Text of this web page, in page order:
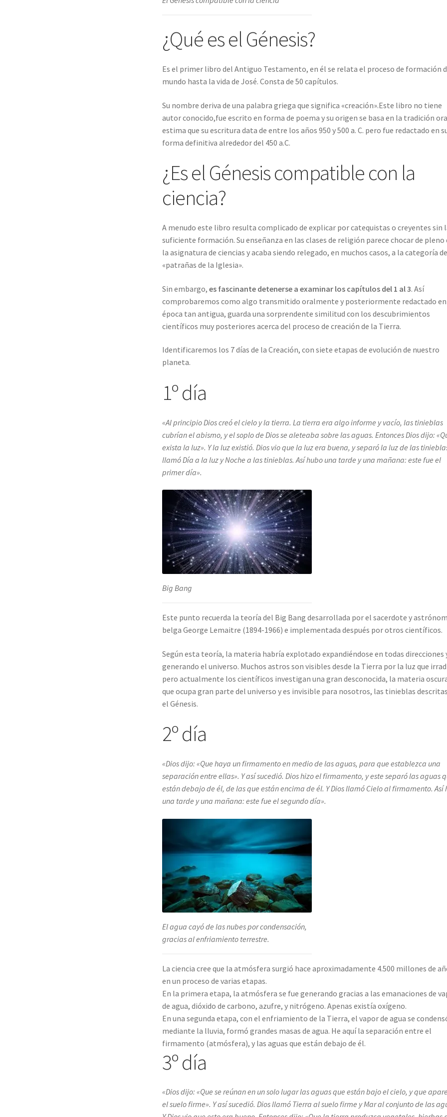
¿Qué es el Génesis?
Es el primer libro del Antiguo Testamento, en él se relata el proceso de formación
mundo hasta la vida de José. Consta de 50 capítulos.
Su nombre deriva de una palabra griega que significa «creación».Este libro no tiene
autor conocido,fue escrito en forma de poema y su origen se basa en la tradición
estima que su escritura data de entre los años 950 y 500 a. C. pero fue redactado en
forma definitiva alrededor del 450 a.C.
¿Es el Génesis compatible con la
ciencia?
A menudo este libro resulta complicado de explicar por catequistas o creyentes sin
suficiente formación. Su enseñanza en las clases de religión parece chocar de pleno
la asignatura de ciencias y acaba siendo relegado, en muchos casos, a la categoría de
«patrañas de la Iglesia».
Sin embargo, es fascinante detenerse a examinar los capítulos del 1 al 3. Así
comprobaremos como algo transmitido oralmente y posteriormente redactado en
época tan antigua, guarda una sorprendente similitud con los descubrimientos
científicos muy posteriores acerca del proceso de creación de la Tierra.
Identificaremos los 7 días de la Creación, con siete etapas de evolución de nuestro
planeta.
1º día
«Al principio Dios creó el cielo y la tierra. La tierra era algo informe y vacío, las tinieblas
cubrían el abismo, y el soplo de Dios se aleteaba sobre las aguas. Entonces Dios dijo:
exista la luz». Y la luz existió. Dios vio que la luz era buena, y separó la luz de las
llamó Día a la luz y Noche a las tinieblas. Así hubo una tarde y una mañana: este fue el
primer día».
Big Bang
Este punto recuerda la teoría del Big Bang desarrollada por el sacerdote y
belga George Lemaitre (1894-1966) e implementada después por otros científicos.
Según esta teoría, la materia habría explotado expandiéndose en todas direcciones
generando el universo. Muchos astros son visibles desde la Tierra por la luz que
pero actualmente los científicos investigan una gran desconocida, la materia
que ocupa gran parte del universo y es invisible para nosotros, las tinieblas
el Génesis.
2º día
«Dios dijo: «Que haya un firmamento en medio de las aguas, para que establezca una
separación entre ellas». Y así sucedió. Dios hizo el firmamento, y este separó las aguas
están debajo de él, de las que están encima de él. YDios llamó Cielo al firmamento. Así
una tarde y una mañana: este fue el segundo día».
El agua cayó de las nubes por condensación,
gracias al enfriamiento terrestre.
La ciencia cree que la atmósfera surgió hace aproximadamente 4.500 millones de
en un proceso de varias etapas.
En la primera etapa, la atmósfera se fue generando gracias a las emanaciones de
de agua, dióxido de carbono, azufre, y nitrógeno. Apenas existía oxígeno.
En una segunda etapa, con el enfriamiento de la Tierra, el vapor de agua se
mediante la lluvia, formó grandes masas de agua. He aquí la separación entre el
firmamento (atmósfera), y las aguas que están debajo de él.
3º día
«Dios dijo: «Que se reúnan en un solo lugar las aguas que están bajo el cielo, y que
el suelo firme». Y así sucedió.Dios llamó Tierra al suelo firme y Mar al conjunto de las